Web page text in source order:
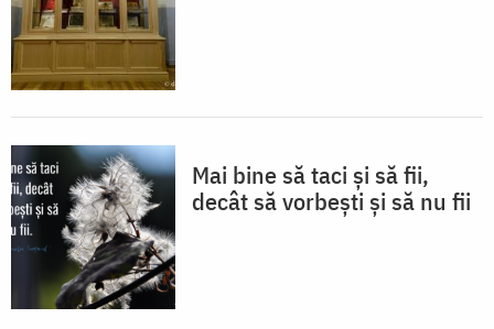
Mai bine să taci și să fii,
decât să vorbești și să nu fii